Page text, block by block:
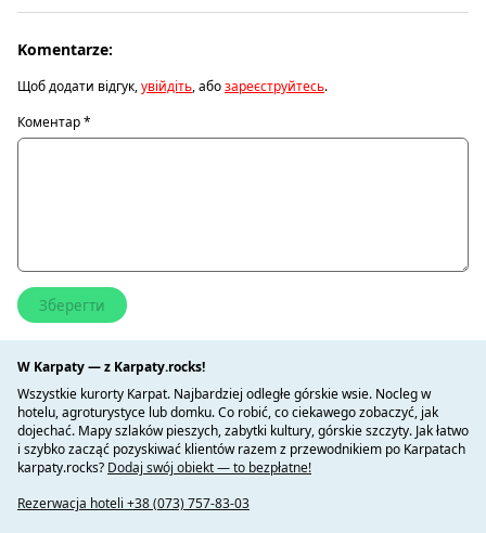
Komentarze:
Щоб додати відгук,увійдіть, абозареєструйтесь.
Коментар*
W Karpaty — z Karpaty.rocks!
Wszystkie kurorty Karpat. Najbardziej odległe górskie wsie. Nocleg w
hotelu, agroturystyce lub domku. Co robić, co ciekawego zobaczyć, jak
dojechać. Mapy szlaków pieszych, zabytki kultury, górskie szczyty. Jak łatwo
i szybko zacząć pozyskiwać klientów razem z przewodnikiem po Karpatach
karpaty.rocks? Dodaj swój obiekt — to bezpłatne!
Rezerwacja hoteli +38 (073) 757-83-03